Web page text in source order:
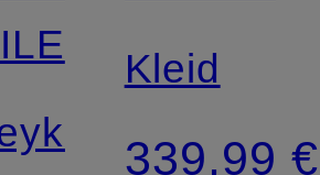
Kleid
339,99 €